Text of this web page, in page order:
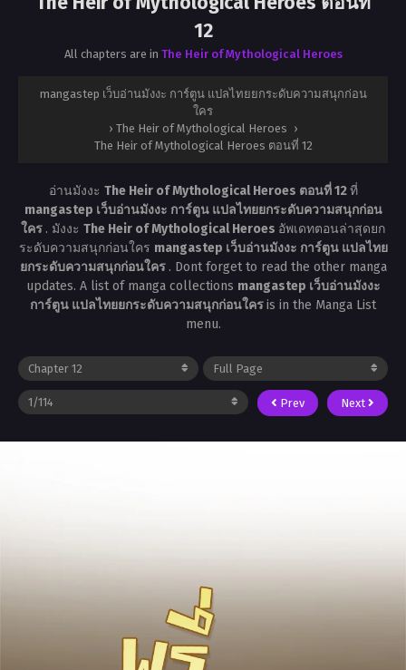
12
All chapters are in The Heir of Mythological Heroes
mangastep เว็บอ่านมังงะ การ์ตูน แปลไทยยกระดับความสนุกก่อน
ใคร
› The Heir of Mythological Heroes ›
The Heir of Mythological Heroes ตอนที่ 12
อ่านมังงะ The Heir of Mythological Heroes ตอนที่ 12ที่
mangastep เว็บอ่านมังงะ การ์ตูน แปลไทยยกระดับความสนุกก่อน
ใคร . มังงะ The Heir of Mythological Heroes อัพเดทตอนล่าสุดยก
ระดับความสนุกก่อนใคร mangastep เว็บอ่านมังงะ การ์ตูน แปลไทย
ยกระดับความสนุกก่อนใคร . Dont forget to read the other manga
updates. A list of manga collections mangastep เว็บอ่านมังงะ
การ์ตูน แปลไทยยกระดับความสนุกก่อนใครis in the Manga List
menu.
Prev Next